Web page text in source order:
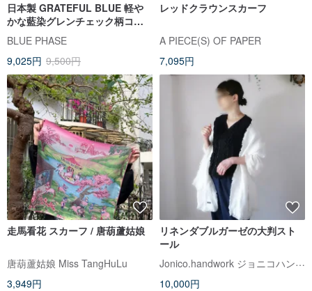
日本製 GRATEFUL BLUE 軽や
かな藍染グレンチェック柄コッ
トンスカーフ フリンジ仕上げ
scarf JAPANBLUE Aizome
BLUE PHASE
9,025円 9,500円
レッドクラウンスカーフ
A PIECE(S) OF PAPER
7,095円
走馬看花 スカーフ / 唐葫蘆姑娘
唐葫蘆姑娘 Miss TangHuLu
3,949円
リネンダブルガーゼの大判スト
ール
Jonico.handwork ジョニコハンドワーク
10,000円